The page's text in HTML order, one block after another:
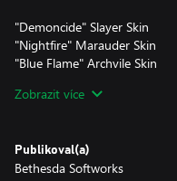
"Demoncide" Slayer Skin
"Nightfire" Marauder Skin
"Blue Flame" Archvile Skin
"Maykr Combat Shotgun" Skin
"Sprite Master" Icon
"Retro Revenant" Nameplate
Zobrazit více
Publikoval(a)
Bethesda Softworks